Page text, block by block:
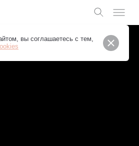
вы соглашаетесь с тем,